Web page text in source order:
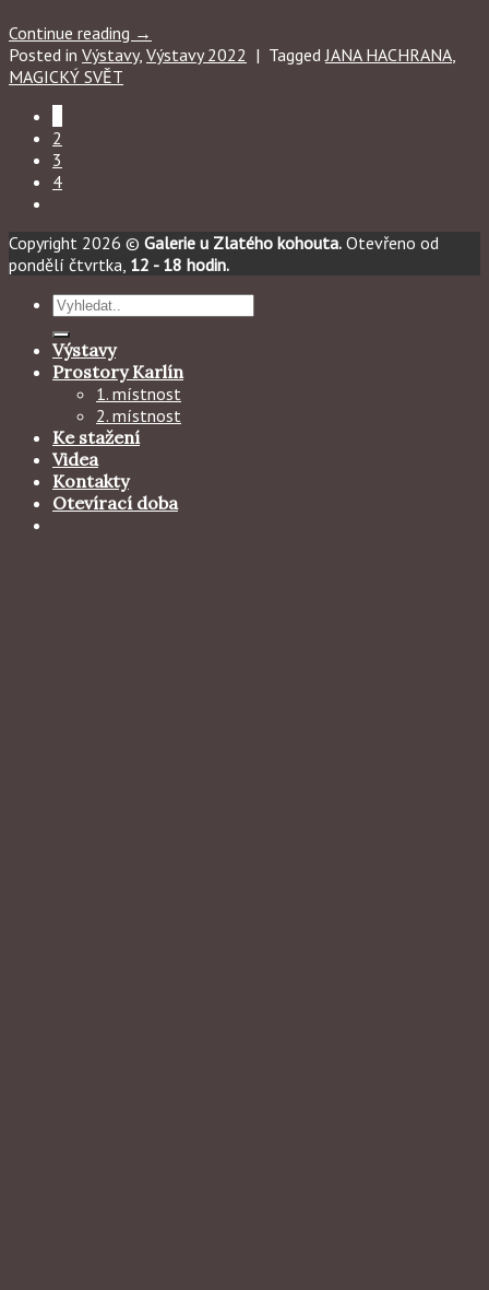
Continue reading →
Posted in Výstavy, Výstavy 2022 | TaggedJANA HACHRANA,
MAGICKÝ SVĚT
2
3
4
Copyright 2026 © Galerie u Zlatého kohouta. Otevřeno od
pondělí čtvrtka, 12 - 18 hodin.
Hledat:
Výstavy
Prostory Karlín
1. místnost
2. místnost
Ke stažení
Videa
Kontakty
Otevírací doba